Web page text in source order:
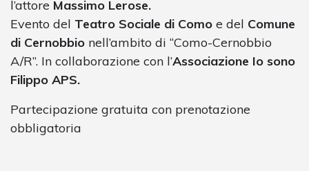
l’attore Massimo Lerose.
Evento del Teatro Sociale di Como e del Comune
di Cernobbio nell’ambito di “Como-Cernobbio
A/R”. In collaborazione con l’Associazione Io sono
Filippo APS.
Partecipazione gratuita con prenotazione
obbligatoria